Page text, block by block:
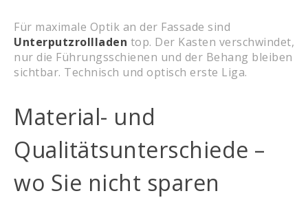
Für maximale Optik an der Fassade sind
Unterputzrollladen top. Der Kasten verschwindet,
nur die Führungsschienen und der Behang bleiben
sichtbar. Technisch und optisch erste Liga.
Material- und
Qualitätsunterschiede –
wo Sie nicht sparen